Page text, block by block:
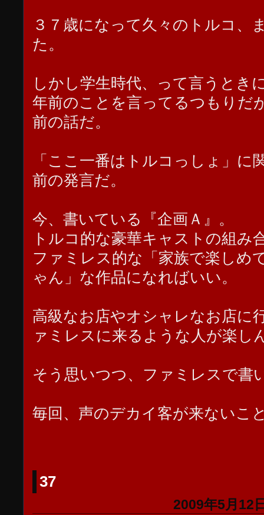
３７歳になって久々のトルコ、
た。
しかし学生時代、って言うとき
年前のことを言ってるつもりだ
前の話だ。
「ここ一番はトルコっしょ」に
前の発言だ。
今、書いている『企画Ａ』。
トルコ的な豪華キャストの組み
ファミレス的な「家族で楽しめ
ゃん」な作品になればいい。
高級なお店やオシャレなお店に
ァミレスに来るような人が楽し
そう思いつつ、ファミレスで書
毎回、声のデカイ客が来ないこ
37
2009年5月12